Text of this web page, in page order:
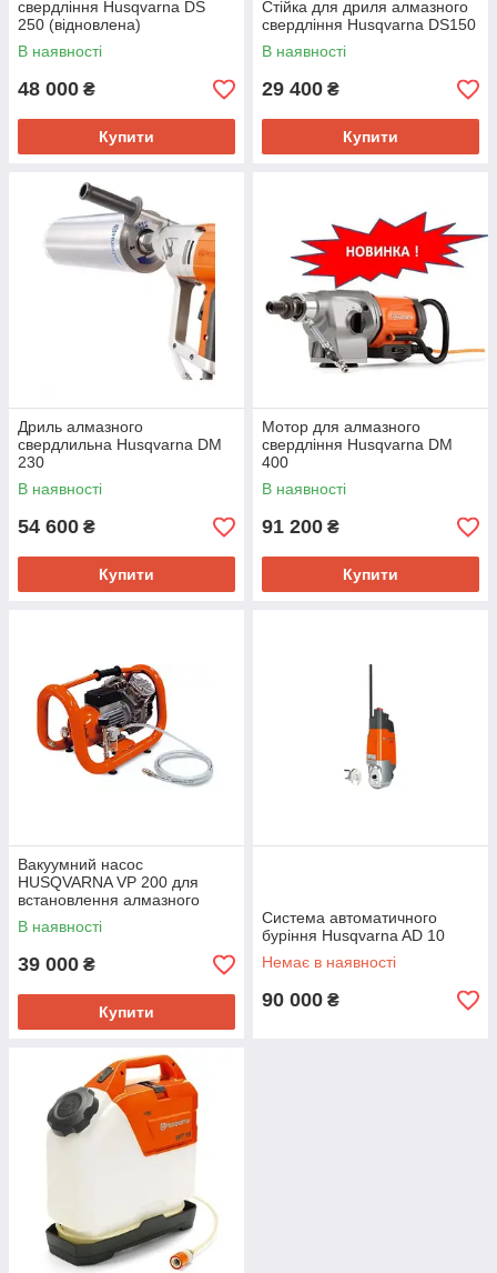
свердління Husqvarna DS
250 (відновлена)
В наявності
48 000 ₴
Купити
Стійка для дриля алмазного
свердління Husqvarna DS150
В наявності
29 400 ₴
Купити
Дриль алмазного
свердлильна Husqvarna DM
230
В наявності
54 600 ₴
Купити
Мотор для алмазного
свердління Husqvarna DM
400
В наявності
91 200 ₴
Купити
Вакуумний насос
HUSQVARNA VP 200 для
встановлення алмазного
свердління
В наявності
39 000 ₴
Купити
Система автоматичного
буріння Husqvarna AD 10
Немає в наявності
90 000 ₴